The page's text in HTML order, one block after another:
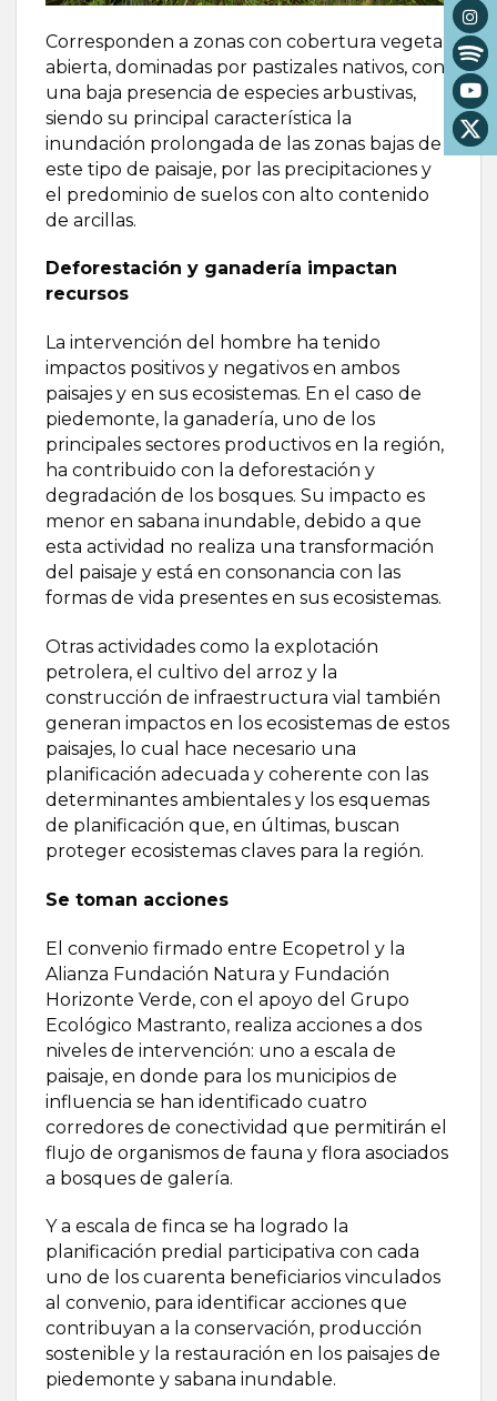
Corresponden a zonas con cobertura vegetal
abierta, dominadas por pastizales nativos, con
una baja presencia de especies arbustivas,
siendo su principal característica la
inundación prolongada de las zonas bajas de
este tipo de paisaje, por las precipitaciones y
el predominio de suelos con alto contenido
de arcillas.
Deforestación y ganadería impactan
recursos
La intervención del hombre ha tenido
impactos positivos y negativos en ambos
paisajes y en sus ecosistemas. En el caso de
piedemonte, la ganadería, uno de los
principales sectores productivos en la región,
ha contribuido con la deforestación y
degradación de los bosques. Su impacto es
menor en sabana inundable, debido a que
esta actividad no realiza una transformación
del paisaje y está en consonancia con las
formas de vida presentes en sus ecosistemas.
Otras actividades como la explotación
petrolera, el cultivo del arroz y la
construcción de infraestructura vial también
generan impactos en los ecosistemas de estos
paisajes, lo cual hace necesario una
planificación adecuada y coherente con las
determinantes ambientales y los esquemas
de planificación que, en últimas, buscan
proteger ecosistemas claves para la región.
Se toman acciones
El convenio firmado entre Ecopetrol y la
Alianza Fundación Natura y Fundación
Horizonte Verde, con el apoyo del Grupo
Ecológico Mastranto, realiza acciones a dos
niveles de intervención: uno a escala de
paisaje, en donde para los municipios de
influencia se han identificado cuatro
corredores de conectividad que permitirán el
flujo de organismos de fauna y flora asociados
a bosques de galería.
Y a escala de finca se ha logrado la
planificación predial participativa con cada
uno de los cuarenta beneficiarios vinculados
al convenio, para identificar acciones que
contribuyan a la conservación, producción
sostenible y la restauración en los paisajes de
piedemonte y sabana inundable.